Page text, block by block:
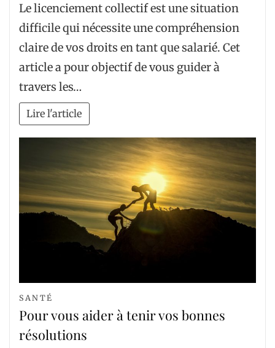
Le licenciement collectif est une situation
difficile qui nécessite une compréhension
claire de vos droits en tant que salarié. Cet
article a pour objectif de vous guider à
travers les…
Lire l'article
SANTÉ
Pour vous aider à tenir vos bonnes
résolutions